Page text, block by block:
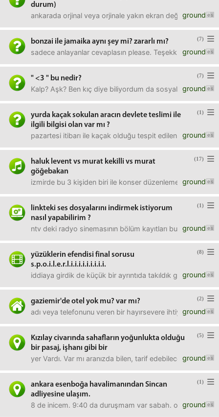
durum)
ground
ankarada orjinal veya orjinale yakın ekran değişimi
(7)
bonzai ile jamaika aynı şey mi? zararlı mı?
ground
sadece anlayanlar cevaplasın please. Teşekkürler
(7)
" <3 " bu nedir?
ground
Kalp? Aşk? Ben kıç diye biliyordum da sosyal medyada
(1)
yurda kaçak sokulan aracın devlete teslimi ile
ilgili bilgisi olan var mı ?
ground
pazartesi itibarı ile kaçak olduğu tespit edilen 2005
(17)
haluk levent vs murat kekilli vs murat
göğebakan
ground
izmirde bu 3 kişiden biri ile konser düzenleme imkanınız
(1)
linkteki ses dosyalarını indirmek istiyorum
nasıl yapabilirim ?
ground
ntv deki radyo sinemasının bölüm kayıtları bunlar.
(8)
yüzüklerin efendisi final sorusu
s.p.o.i.l.e.r.l.i.i.i.i.i.i.i.i.i.
ground
iddiaya girdik de küçük bir ayrıntıda takıldık gençler.
(2)
gaziemir'de otel yok mu? var mı?
ground
adı veya telefonunu veren bir hayırsevere ihtiyacımız
(5)
Kızılay civarında sahafların yoğunlukta olduğu
bir pasaj, işhanı gibi bir
ground
yer Vardı. Var mı aranızda bilen, tarif edebilecek birisi
(1)
ankara esenboğa havalimanından Sincan
adliyesine ulaşım.
ground
8 de inicem. 9:40 da duruşmam var sabah. otobüs,